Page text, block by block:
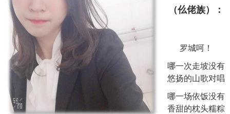
（仫佬族）：
罗城呵！
哪一次走坡没有
悠扬的山歌对唱
哪一场依饭没有
香甜的枕头糯粽